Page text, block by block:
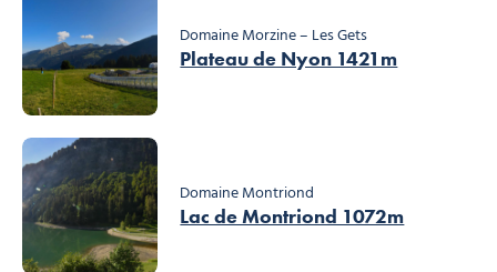
Domaine Morzine – Les Gets
Plateau de Nyon 1421m
Domaine Montriond
Lac de Montriond 1072m